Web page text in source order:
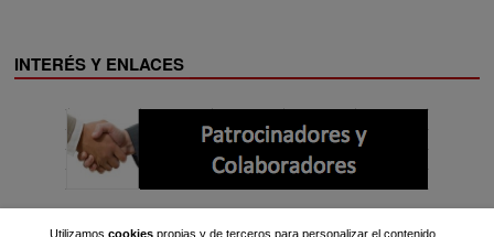
INTERÉS Y ENLACES
Utilizamos cookiespropias y de terceros para personalizar el contenido,